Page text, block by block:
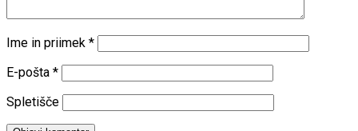
Ime in priimek *
E-pošta *
Spletišče